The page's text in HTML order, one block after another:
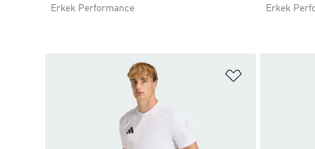
Erkek Performance
Erkek